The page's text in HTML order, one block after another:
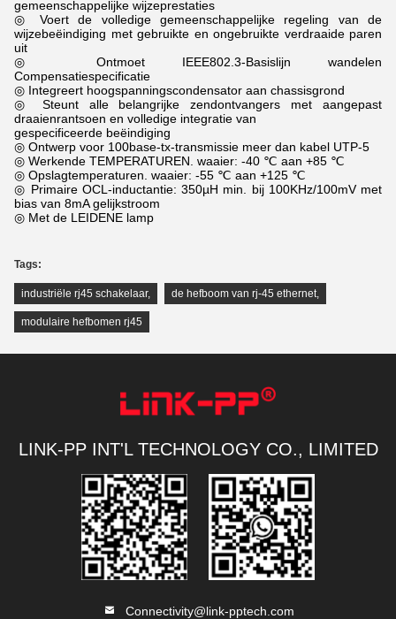
gemeenschappelijke wijzeprestaties
◎ Voert de volledige gemeenschappelijke regeling van de
wijzebeëindiging met gebruikte en ongebruikte verdraaide paren
uit
◎ Ontmoet IEEE802.3-Basislijn wandelen
Compensatiespecificatie
◎ Integreert hoogspanningscondensator aan chassisgrond
◎ Steunt alle belangrijke zendontvangers met aangepast
draaienrantsoen en volledige integratie van
gespecificeerde beëindiging
◎ Ontwerp voor 100base-tx-transmissie meer dan kabel UTP-5
◎ Werkende TEMPERATUREN. waaier: -40 ℃ aan +85 ℃
◎ Opslagtemperaturen. waaier: -55 ℃ aan +125 ℃
◎ Primaire OCL-inductantie: 350µH min. bij 100KHz/100mV met
bias van 8mA gelijkstroom
◎ Met de LEIDENE lamp
Tags:
industriële rj45 schakelaar, de hefboom van rj-45 ethernet,
modulaire hefbomen rj45
LINK-PP INT'L TECHNOLOGY CO., LIMITED
Connectivity@link-pptech.com